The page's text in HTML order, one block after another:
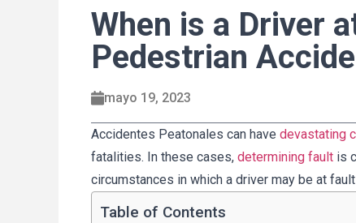
When is a Driver
Pedestrian
mayo 19, 2023
Accidentes Peatonales can have devastating
fatalities. In these cases, determining fault is
circumstances in which a driver may be at
Table of Contents